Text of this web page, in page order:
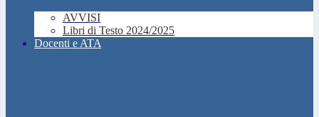
AVVISI
Libri di Testo 2024/2025
Docenti e ATA